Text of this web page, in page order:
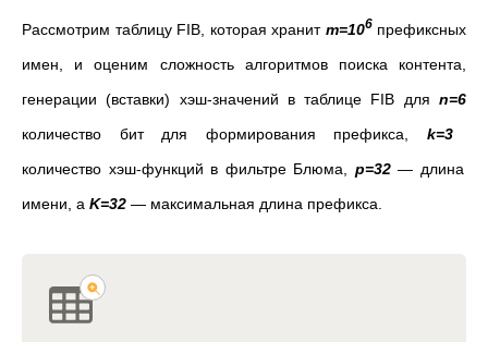
Рассмотрим таблицу FIB, которая хранит m=106префиксных
имен, и оценим сложность алгоритмов поиска контента,
генерации (вставки) хэш-значений в таблице FIB для n=6
количество бит для формирования префикса, k=3
количество хэш-функций в фильтре Блюма, p=32— длина
имени, а K=32 — максимальная длина префикса.